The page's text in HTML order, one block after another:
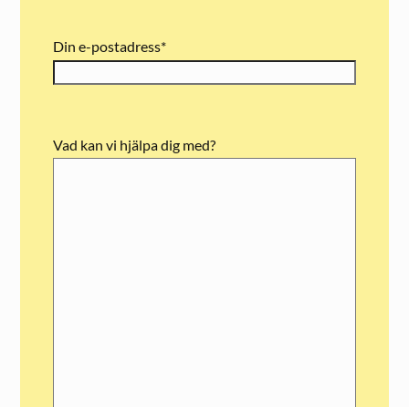
Din e-postadress*
Vad kan vi hjälpa dig med?